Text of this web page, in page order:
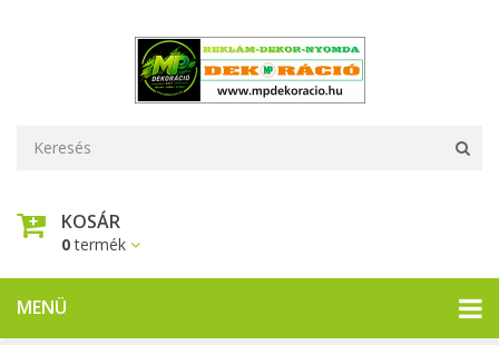
KOSÁR
0termék
MENÜ